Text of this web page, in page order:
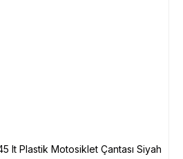
lt Plastik Motosiklet Çantası Siyah